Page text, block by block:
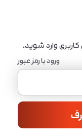
وارد شوید.
ورود با رمز عبور